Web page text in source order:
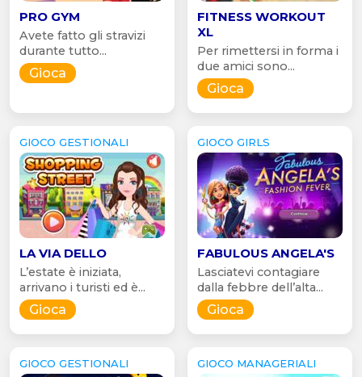
PRO GYM
Avete fatto gli stravizi
durante tutto...
Gioca
FITNESS WORKOUT
XL
Per rimettersi in forma i
due amici sono...
Gioca
GIOCO GESTIONALI
LA VIA DELLO
L’estate è iniziata,
arrivano i turisti ed è...
Gioca
GIOCO GIRLS
FABULOUS ANGELA'S
Lasciatevi contagiare
dalla febbre dell’alta...
Gioca
GIOCO GESTIONALI GIOCO MANAGERIALI